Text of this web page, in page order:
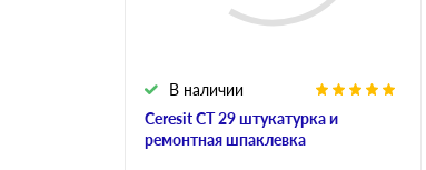
Ceresit CT 29 штукатурка и
ремонтная шпаклевка
В наличии